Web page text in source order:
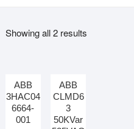
Showing all 2 results
ABB
3HAC04
6664-
001
ABB
CLMD6
3
50KVar